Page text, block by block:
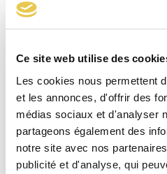
Ce site web utilise des
Les cookies nous permettent
et les annonces, d'offrir des
médias sociaux et d'analyser
partageons également des
notre site avec nos
publicité et d'analyse, qui
Bouchon